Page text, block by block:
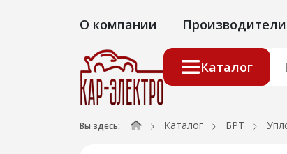
О компании Производители
Каталог
Вы здесь: Каталог БРТ